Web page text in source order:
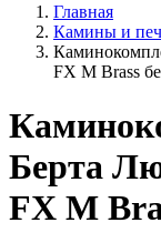
Главная
Камины и
FX M Brass
Берта
FX M